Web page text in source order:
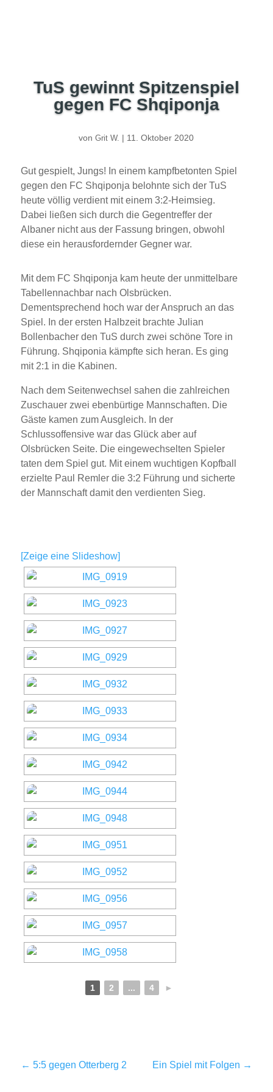
TuS gewinnt Spitzenspiel
gegen FC Shqiponja
vonGrit W. | 11. Oktober 2020
Gut gespielt, Jungs! In einem kampfbetonten Spiel
gegen den FC Shqiponja belohnte sich der TuS
heute völlig verdient mit einem 3:2-Heimsieg.
Dabei ließen sich durch die Gegentreffer der
Albaner nicht aus der Fassung bringen, obwohl
diese ein herausfordernder Gegner war.
Mit dem FC Shqiponja kam heute der unmittelbare
Tabellennachbar nach Olsbrücken.
Dementsprechend hoch war der Anspruch an das
Spiel. In der ersten Halbzeit brachte Julian
Bollenbacher den TuS durch zwei schöne Tore in
Führung. Shqiponia kämpfte sich heran. Es ging
mit 2:1 in die Kabinen.
Nach dem Seitenwechsel sahen die zahlreichen
Zuschauer zwei ebenbürtige Mannschaften. Die
Gäste kamen zum Ausgleich. In der
Schlussoffensive war das Glück aber auf
Olsbrücken Seite. Die eingewechselten Spieler
taten dem Spiel gut. Mit einem wuchtigen Kopfball
erzielte Paul Remler die 3:2 Führung und sicherte
der Mannschaft damit den verdienten Sieg.
[Zeige eine Slideshow]
1 2 ... 4 ►
← 5:5 gegen Otterberg 2 Ein Spiel mit Folgen →